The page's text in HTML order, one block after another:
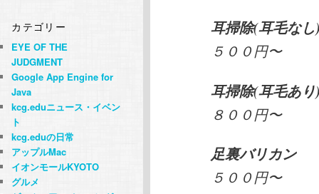
耳掃除(耳毛な
５００円〜
耳掃除(耳毛あ
８００円〜
足裏バリカン
５００円〜
カテゴリー
EYE OF THE
JUDGMENT
Google App Engine for
Java
kcg.eduニュース・イベン
ト
kcg.eduの日常
アップルMac
イオンモールKYOTO
グルメ